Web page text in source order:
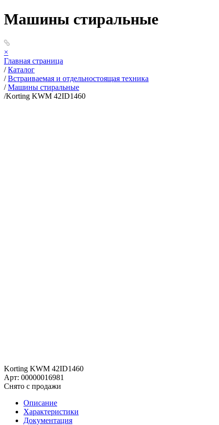
Машины стиральные
×
Главная страница
/ Каталог
/ Встраиваемая и отдельностоящая техника
/ Машины стиральные
/Korting KWM 42ID1460
Korting KWM 42ID1460
Арт: 00000016981
Снято с продажи
Описание
Характеристики
Документация